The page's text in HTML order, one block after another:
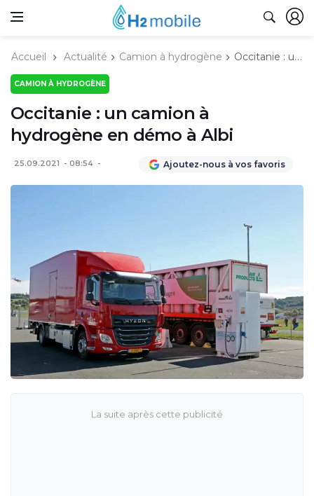
Accueil Actualité Camion à hydrogène Occitanie : un camion à hydrogène en démo à Albi
CAMION À HYDROGÈNE
Occitanie : un camion à
hydrogène en démo à Albi
25.09.2021 08:54 Ajoutez-nous à vos favoris